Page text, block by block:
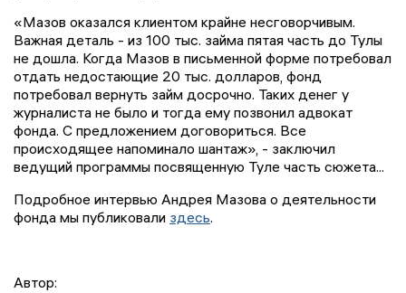
«Мазов оказался клиентом крайне несговорчивым.
Важная деталь - из 100 тыс. займа пятая часть до Тулы
не дошла. Когда Мазов в письменной форме потребовал
отдать недостающие 20 тыс. долларов, фонд
потребовал вернуть займ досрочно. Таких денег у
журналиста не было и тогда ему позвонил адвокат
фонда. С предложением договориться. Все
происходящее напоминало шантаж», - заключил
ведущий программы посвященную Туле часть сюжета...
Подробное интервью Андрея Мазова о деятельности
фонда мы публиковали здесь.
Автор: